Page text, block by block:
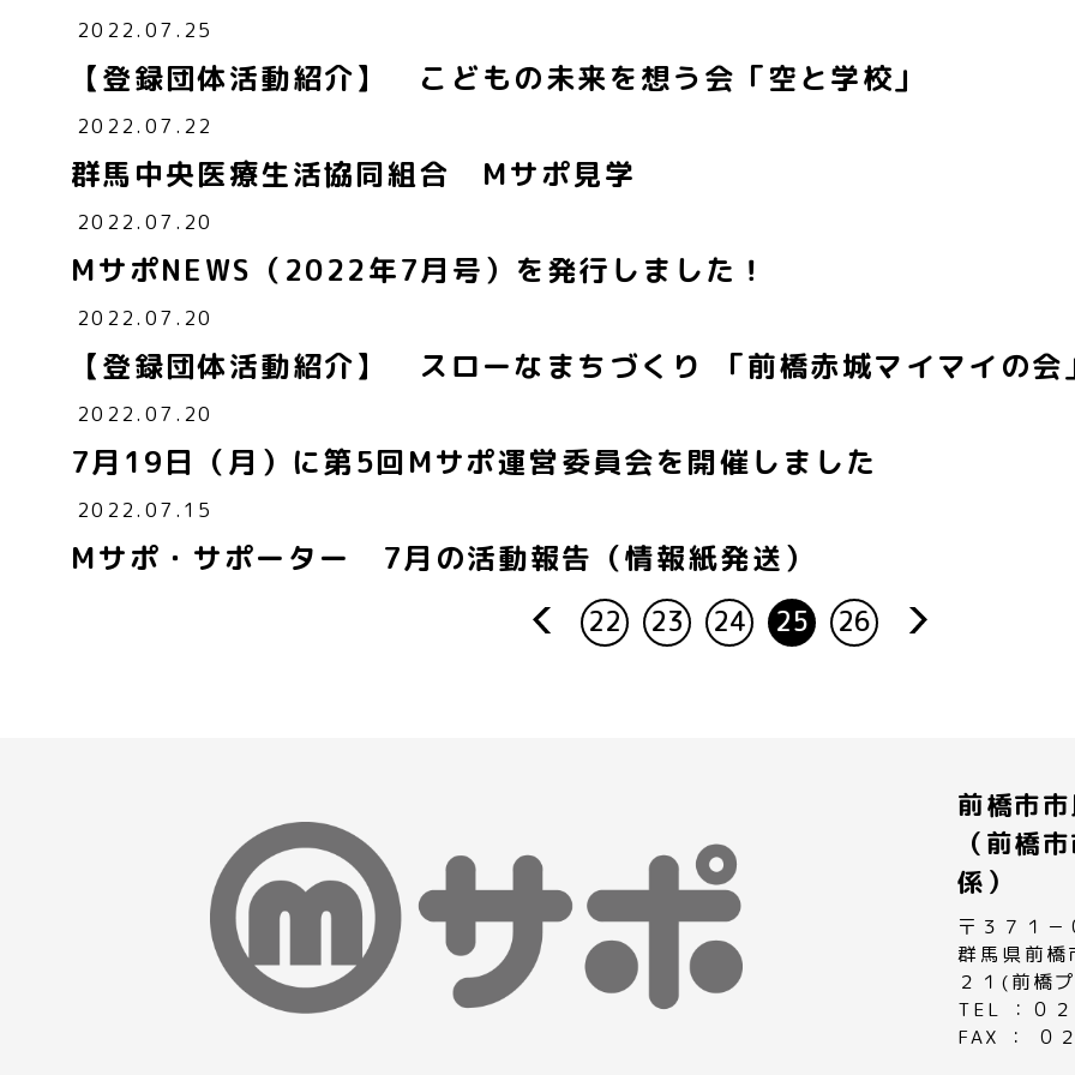
2022.07.25
【登録団体活動紹介】 こどもの未来を想う会「空と学校」
2022.07.22
群馬中央医療生活協同組合 Mサポ見学
2022.07.20
MサポNEWS（2022年7月号）を発行しました！
2022.07.20
【登録団体活動紹介】 スローなまちづくり 「前橋赤城マイマイの会
2022.07.20
7月19日（月）に第5回Mサポ運営委員会を開催しました
2022.07.15
Mサポ・サポーター 7月の活動報告（情報紙発送）
prev 22 23 24 25 26 next
前橋市
（前橋
係）
〒３７１
群馬県前
２１(前橋
TEL ：０
FAX ： ０